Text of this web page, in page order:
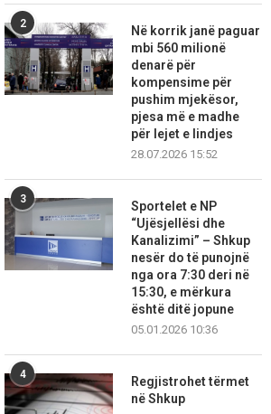
2
Në korrik janë paguar
mbi 560 milionë
denarë për
kompensime për
pushim mjekësor,
pjesa më e madhe
për lejet e lindjes
28.07.2026 15:52
3
Sportelet e NP
“Ujësjellësi dhe
Kanalizimi” – Shkup
nesër do të punojnë
nga ora 7:30 deri në
15:30, e mërkura
është ditë jopune
05.01.2026 10:36
4
Regjistrohet tërmet
në Shkup